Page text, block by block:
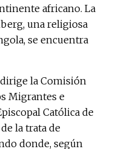
africano. La
una religiosa
se encuentra
la Comisión
Migrantes e
Católica de
la trata de
donde, según